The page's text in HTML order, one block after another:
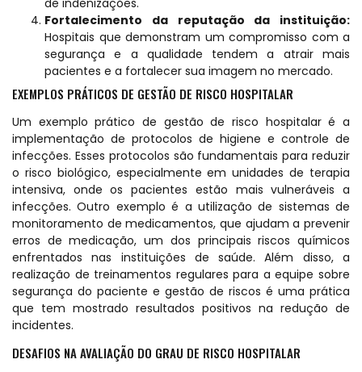
Fortalecimento da reputação da instituição:
Hospitais que demonstram um compromisso com a
segurança e a qualidade tendem a atrair mais
pacientes e a fortalecer sua imagem no mercado.
EXEMPLOS PRÁTICOS DE GESTÃO DE RISCO HOSPITALAR
Um exemplo prático de gestão de risco hospitalar é a
implementação de protocolos de higiene e controle de
infecções. Esses protocolos são fundamentais para reduzir
o risco biológico, especialmente em unidades de terapia
intensiva, onde os pacientes estão mais vulneráveis a
infecções. Outro exemplo é a utilização de sistemas de
monitoramento de medicamentos, que ajudam a prevenir
erros de medicação, um dos principais riscos químicos
enfrentados nas instituições de saúde. Além disso, a
realização de treinamentos regulares para a equipe sobre
segurança do paciente e gestão de riscos é uma prática
que tem mostrado resultados positivos na redução de
incidentes.
DESAFIOS NA AVALIAÇÃO DO GRAU DE RISCO HOSPITALAR